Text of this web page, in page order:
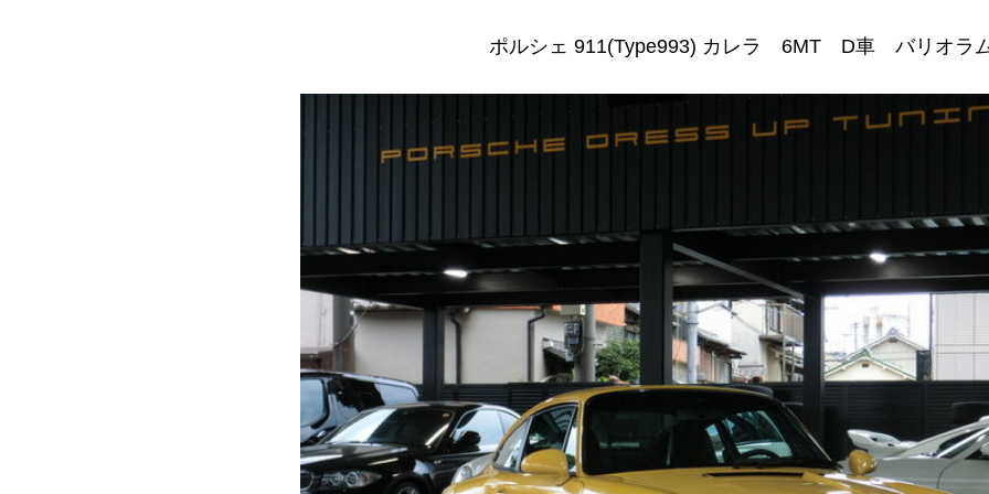
ポルシェ 911(Type993) カレラ 6MT D車 バリオラ